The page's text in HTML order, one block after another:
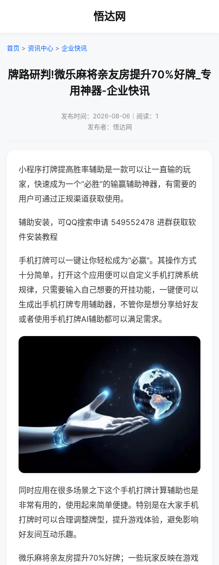
悟达网
首页 > 资讯中心 > 企业快讯
牌路研判!微乐麻将亲友房提升70%好牌_专
用神器-企业快讯
发布时间：2026-08-06｜阅读：1
发布者：悟达网
小程序打牌提高胜率辅助是一款可以让一直输的玩
家，快速成为一个“必胜”的输赢辅助神器，有需要的
用户可通过正规渠道获取使用。
辅助安装，可QQ搜索申请 549552478 进群获取软
件安装教程
手机打牌可以一键让你轻松成为“必赢”。其操作方式
十分简单，打开这个应用便可以自定义手机打牌系统
规律，只需要输入自己想要的开挂功能，一键便可以
生成出手机打牌专用辅助器，不管你是想分享给好友
或者使用手机打牌AI辅助都可以满足需求。
同时应用在很多场景之下这个手机打牌计算辅助也是
非常有用的，使用起来简单便捷。特别是在大家手机
打牌时可以合理调整牌型，提升游戏体验，避免影响
好友间互动乐趣。
微乐麻将亲友房提升70%好牌；一些玩家反映在游戏